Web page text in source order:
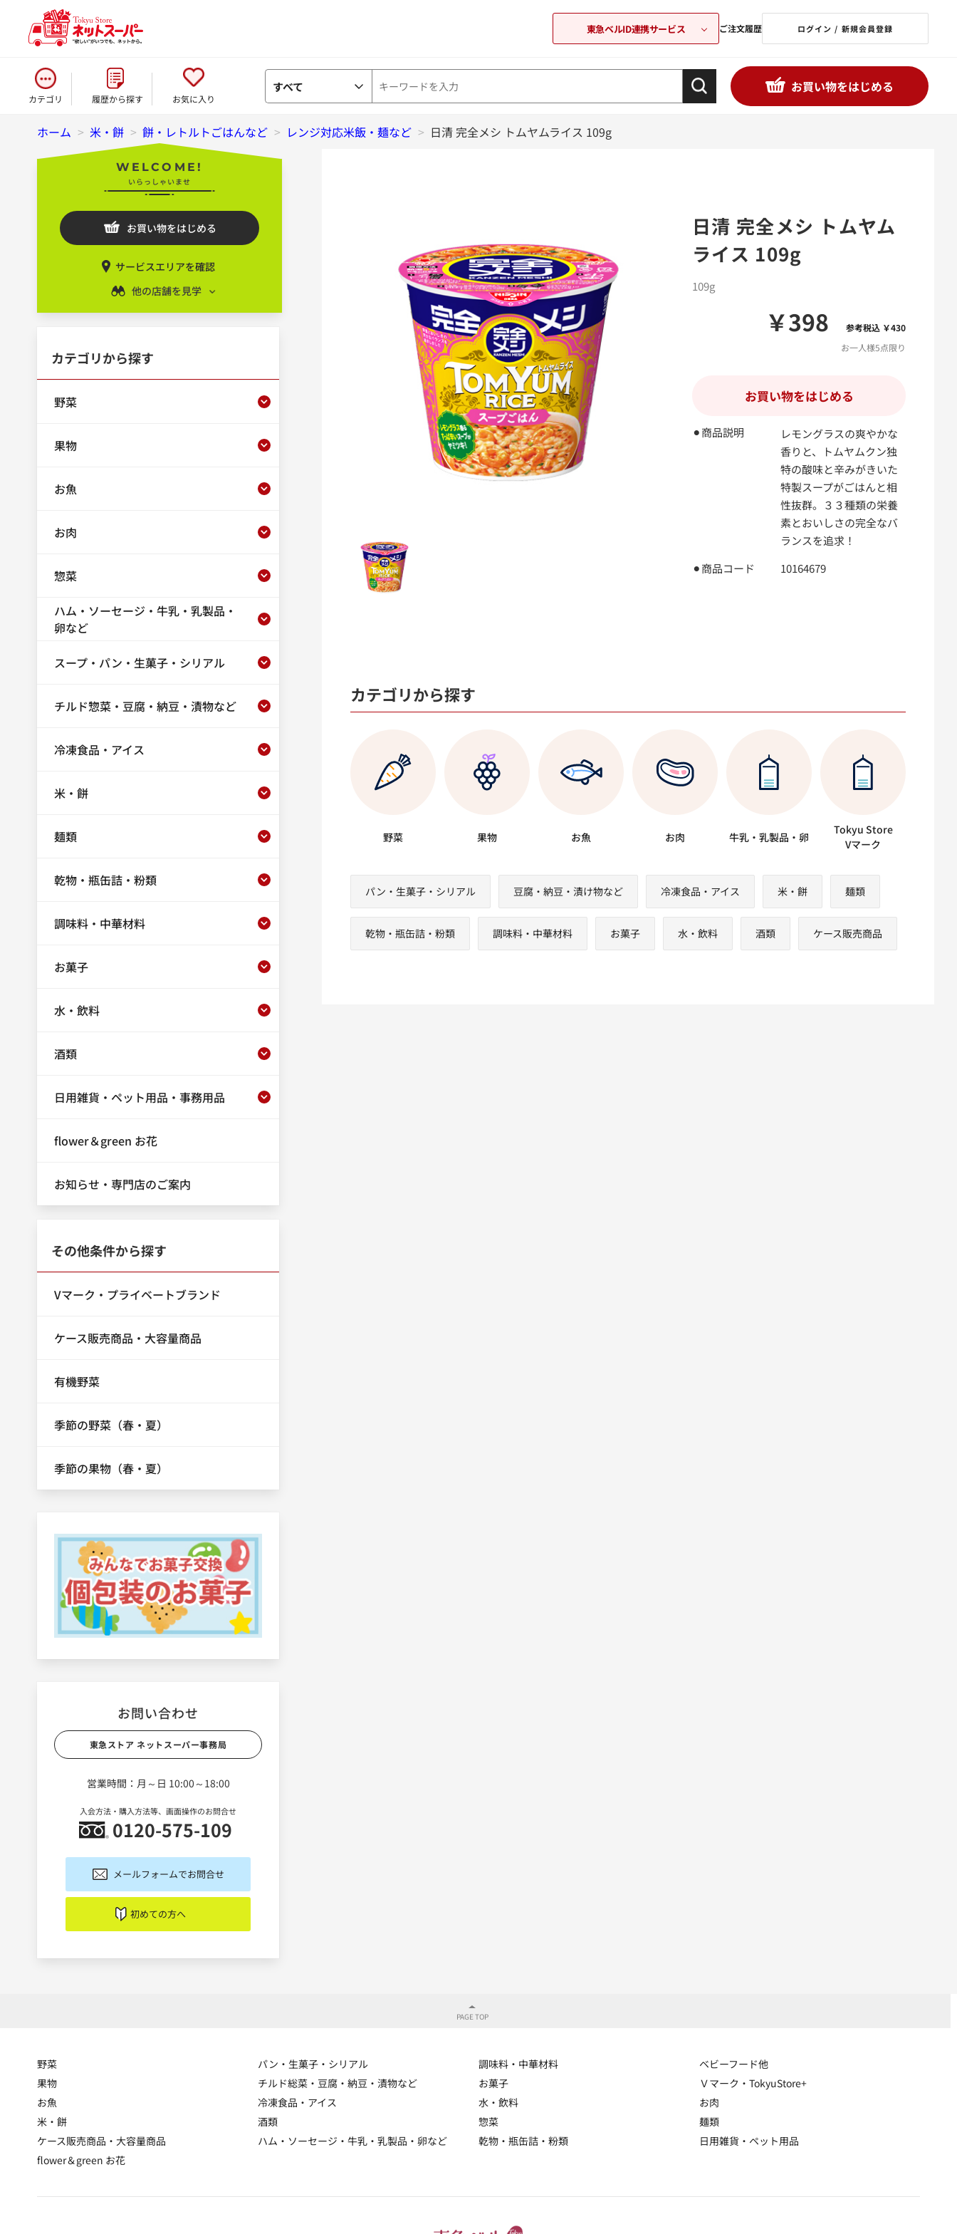
東急ベルID連携サービス
東急オンラインショップ
ご注文履歴 ログイン / 新規会員登録
カテゴリ 履歴から探す お気に入り
すべて お買い物をはじめる
ホーム > 米・餅 > 餅・レトルトごはんなど > レンジ対応米飯・麺など > 日清 完全メシ トムヤムライス 109g
WELCOME!
いらっしゃいませ
お買い物をはじめる
サービスエリアを確認
他の店舗を見学
カテゴリから探す
野菜
果物
お魚
お肉
惣菜
ハム・ソーセージ・牛乳・乳製品・
卵など
スープ・パン・生菓子・シリアル
チルド惣菜・豆腐・納豆・漬物など
冷凍食品・アイス
米・餅
麺類
乾物・瓶缶詰・粉類
調味料・中華材料
お菓子
水・飲料
酒類
日用雑貨・ペット用品・事務用品
flower＆green お花
お知らせ・専門店のご案内
その他条件から探す
Vマーク・プライベートブランド
ケース販売商品・大容量商品
有機野菜
季節の野菜（春・夏）
季節の果物（春・夏）
お問い合わせ
東急ストア ネットスーパー事務局
営業時間：月～日 10:00～18:00
入会方法・購入方法等、画面操作のお問合せ
0120-575-109
メールフォームでお問合せ
初めての方へ
⚫︎商品説明
レモングラスの爽やかな
香りと、トムヤムクン独
特の酸味と辛みがきいた
特製スープがごはんと相
性抜群。３３種類の栄養
素とおいしさの完全なバ
ランスを追求！
日清 完全メシ トムヤム
ライス 109g
￥398
参考税込 ￥430
お一人様5点限り
⚫︎商品コード 10164679
109g
お買い物をはじめる
カテゴリから探す
野菜 果物 お魚 お肉 牛乳・乳製品・卵
Tokyu Store
Vマーク
パン・生菓子・シリアル 豆腐・納豆・漬け物など 冷凍食品・アイス 米・餅 麺類
乾物・瓶缶詰・粉類 調味料・中華材料 お菓子 水・飲料 酒類 ケース販売商品
野菜 パン・生菓子・シリアル 調味料・中華材料
ベビーフード他
果物
チルド総菜・豆腐・納豆・漬物など お菓子
Ｖマーク・TokyuStore+
お魚
冷凍食品・アイス 水・飲料
お肉
米・餅
酒類 惣菜
麺類
ケース販売商品・大容量商品
ハム・ソーセージ・牛乳・乳製品・卵など 乾物・瓶缶詰・粉類
日用雑貨・ペット用品
flower＆green お花